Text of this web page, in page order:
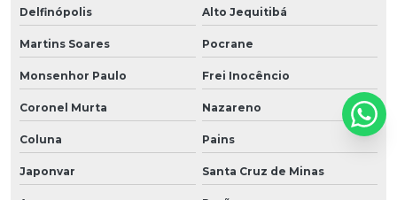
Delfinópolis Alto Jequitibá
Martins Soares Pocrane
Monsenhor Paulo Frei Inocêncio
Coronel Murta Nazareno
Coluna Pains
Japonvar Santa Cruz de Minas